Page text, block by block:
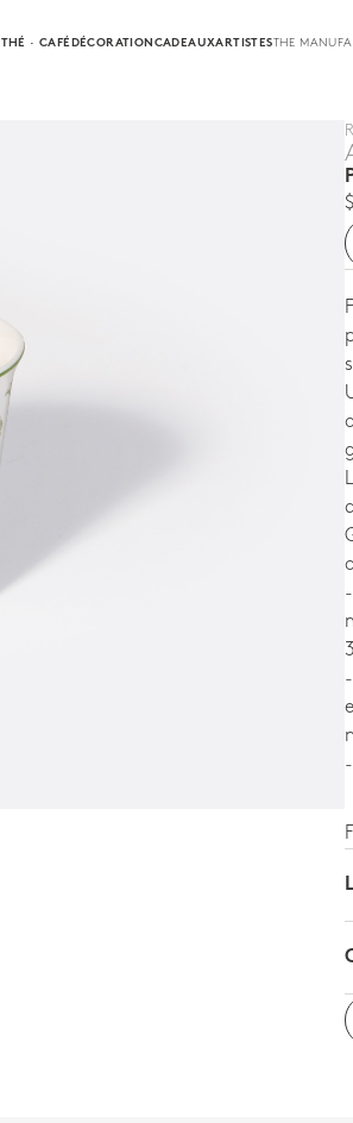
THÉ · CAFÉDÉCORATIONCADEAUXARTISTESTHE